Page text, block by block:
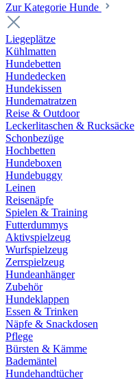
Zur Kategorie Hunde
Liegeplätze
Kühlmatten
Hundebetten
Hundedecken
Hundekissen
Hundematratzen
Reise & Outdoor
Leckerlitaschen & Rucksäcke
Schonbezüge
Hochbetten
Hundeboxen
Hundebuggy
Leinen
Reisenäpfe
Spielen & Training
Futterdummys
Aktivspielzeug
Wurfspielzeug
Zerrspielzeug
Hundeanhänger
Zubehör
Hundeklappen
Essen & Trinken
Näpfe & Snackdosen
Pflege
Bürsten & Kämme
Bademäntel
Hundehandtücher